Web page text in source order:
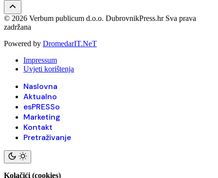
© 2026 Verbum publicum d.o.o. DubrovnikPress.hr Sva prava
zadržana
Powered by DromedarIT.NeT
Impressum
Uvjeti korištenja
Naslovna
Aktualno
esPRESSo
Marketing
Kontakt
Pretraživanje
Kolačići (cookies)